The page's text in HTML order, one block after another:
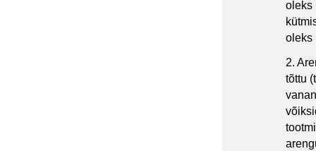
oleks
oleks
2.
tõttu